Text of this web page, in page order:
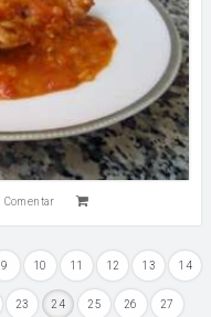
Comentar
9 10 11 12 13 14
23 24 25 26 27